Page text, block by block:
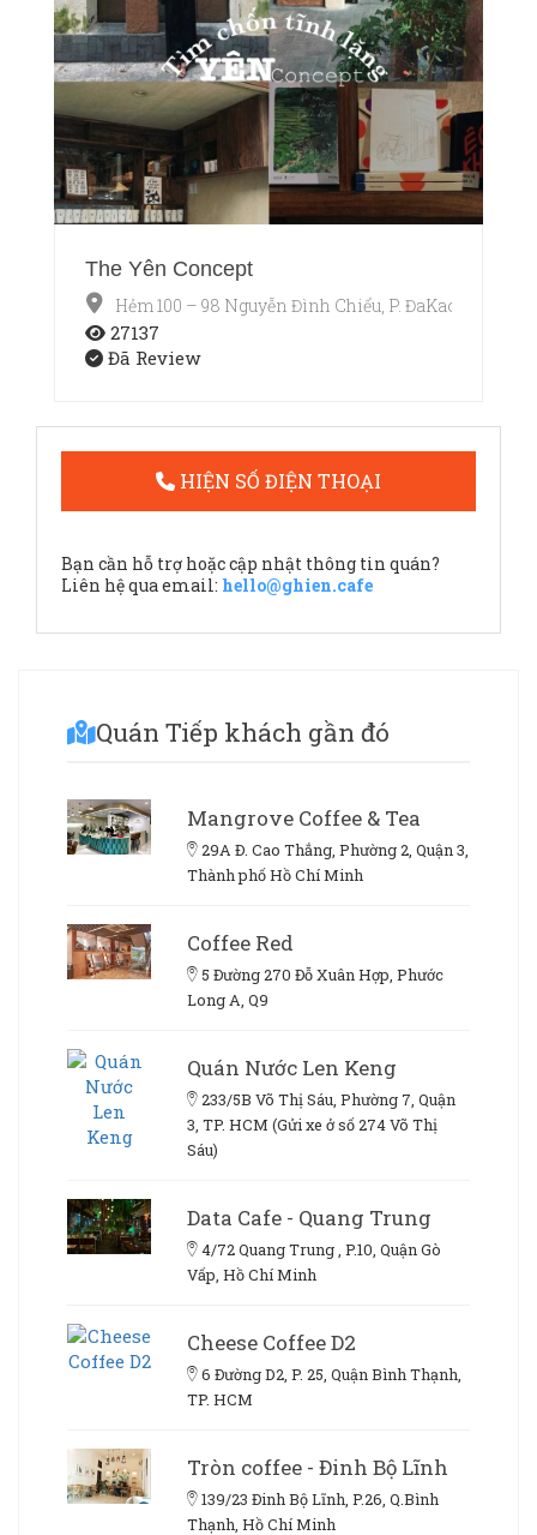
The Yên Concept
Hẻm 100 – 98 Nguyễn Đình Chiểu, P. ĐaKao, Quận 1,
27137
Đã Review
HIỆN SỐ ĐIỆN THOẠI
Bạn cần hỗ trợ hoặc cập nhật thông tin quán?
Liên hệ qua email: hello@ghien.cafe
Quán Tiếp khách gần đó
Mangrove Coffee & Tea
29A Đ. Cao Thắng, Phường 2, Quận 3,
Thành phố Hồ Chí Minh
Coffee Red
5 Đường 270 Đỗ Xuân Hợp, Phước
Long A, Q9
Quán Nước Len Keng
233/5B Võ Thị Sáu, Phường 7, Quận
3, TP. HCM (Gửi xe ở số 274 Võ Thị
Sáu)
Data Cafe - Quang Trung
4/72 Quang Trung , P.10, Quận Gò
Vấp, Hồ Chí Minh
Cheese Coffee D2
6 Đường D2, P. 25, Quận Bình Thạnh,
TP. HCM
Tròn coffee - Đinh Bộ Lĩnh
139/23 Đinh Bộ Lĩnh, P.26, Q.Bình
Thạnh, Hồ Chí Minh